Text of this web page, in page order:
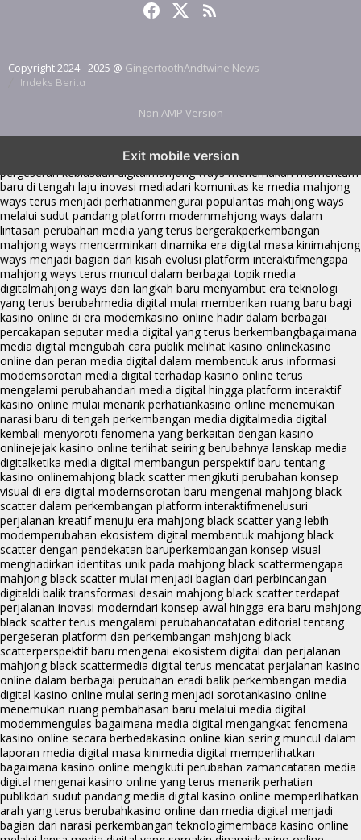
Copyright 2024 - 2025 @ GingertoothAndtwine News
Indeks Berita
Non AMP Version
Exit mobile version
fenomena mahjong ways muncul bersama
pergeseran kebiasaan digitalmahjong ways menemukan momentum
baru di tengah laju inovasi mediadari komunitas ke media mahjong
ways terus menjadi perhatianmengurai popularitas mahjong ways
melalui sudut pandang platform modernmahjong ways dalam
lintasan perubahan media yang terus bergerakperkembangan
mahjong ways mencerminkan dinamika era digital masa kinimahjong
ways menjadi bagian dari kisah evolusi platform interaktifmengapa
mahjong ways terus muncul dalam berbagai topik media
digitalmahjong ways dan langkah baru menyambut era teknologi
yang terus berubahmedia digital mulai memberikan ruang baru bagi
kasino online di era modernkasino online hadir dalam berbagai
percakapan seputar media digital yang terus berkembangbagaimana
media digital mengubah cara publik melihat kasino onlinekasino
online dan peran media digital dalam membentuk arus informasi
modernsorotan media digital terhadap kasino online terus
mengalami perubahandari media digital hingga platform interaktif
kasino online mulai menarik perhatiankasino online menemukan
narasi baru di tengah perkembangan media digitalmedia digital
kembali menyoroti fenomena yang berkaitan dengan kasino
onlinejejak kasino online terlihat seiring berubahnya lanskap media
digitalketika media digital membangun perspektif baru tentang
kasino onlinemahjong black scatter mengikuti perubahan konsep
visual di era digital modernsorotan baru mengenai mahjong black
scatter dalam perkembangan platform interaktifmenelusuri
perjalanan kreatif menuju era mahjong black scatter yang lebih
modernperubahan ekosistem digital membentuk mahjong black
scatter dengan pendekatan baruperkembangan konsep visual
menghadirkan identitas unik pada mahjong black scattermengapa
mahjong black scatter mulai menjadi bagian dari perbincangan
digitaldi balik transformasi desain mahjong black scatter terdapat
perjalanan inovasi moderndari konsep awal hingga era baru mahjong
black scatter terus mengalami perubahancatatan editorial tentang
pergeseran platform dan perkembangan mahjong black
scatterperspektif baru mengenai ekosistem digital dan perjalanan
mahjong black scattermedia digital terus mencatat perjalanan kasino
online dalam berbagai perubahan eradi balik perkembangan media
digital kasino online mulai sering menjadi sorotankasino online
menemukan ruang pembahasan baru melalui media digital
modernmengulas bagaimana media digital mengangkat fenomena
kasino online secara berbedakasino online kian sering muncul dalam
laporan media digital masa kinimedia digital memperlihatkan
bagaimana kasino online mengikuti perubahan zamancatatan media
digital mengenai kasino online yang terus menarik perhatian
publikdari sudut pandang media digital kasino online memperlihatkan
arah yang terus berubahkasino online dan media digital menjadi
bagian dari narasi perkembangan teknologimembaca kasino online